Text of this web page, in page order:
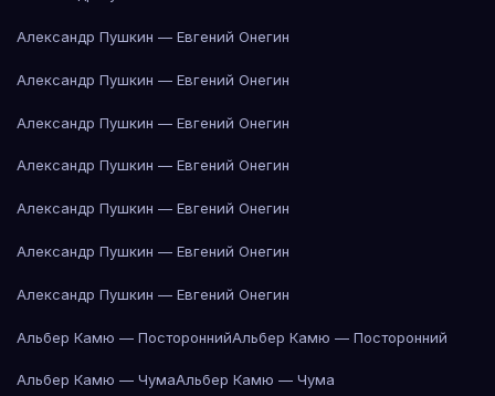
Александр Пушкин — Евгений Онегин
Александр Пушкин — Евгений Онегин
Александр Пушкин — Евгений Онегин
Александр Пушкин — Евгений Онегин
Александр Пушкин — Евгений Онегин
Александр Пушкин — Евгений Онегин
Александр Пушкин — Евгений Онегин
Альбер Камю — ПостороннийАльбер Камю — Посторонний
Альбер Камю — ЧумаАльбер Камю — Чума